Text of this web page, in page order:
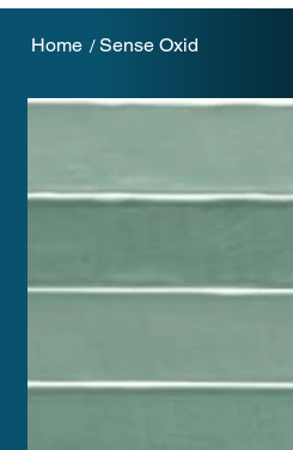
Home /Sense Oxid